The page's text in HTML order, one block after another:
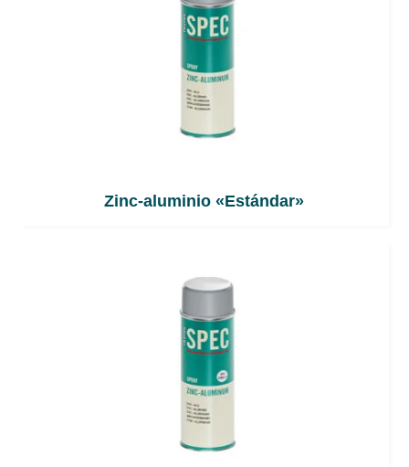
Zinc-aluminio «Estándar»